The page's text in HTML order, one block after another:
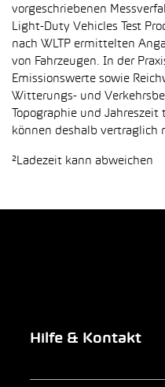
vorgeschriebenen
Light-Duty Vehicles Test
nach WLTP ermittelten
von Fahrzeugen. In der
Emissionswerte sowie
Witterungs- und
Topographie und
können deshalb vertraglich
²Ladezeit kann abweichen
Hilfe & Kontakt